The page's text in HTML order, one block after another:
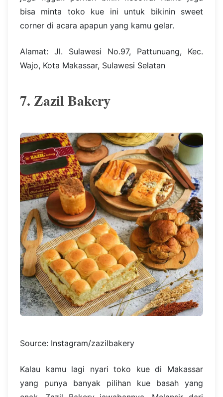
bisa minta toko kue ini untuk bikinin sweet
corner di acara apapun yang kamu gelar.
Alamat: Jl. Sulawesi No.97, Pattunuang, Kec.
Wajo, Kota Makassar, Sulawesi Selatan
7. Zazil Bakery
Source: Instagram/zazilbakery
Kalau kamu lagi nyari toko kue di Makassar
yang punya banyak pilihan kue basah yang